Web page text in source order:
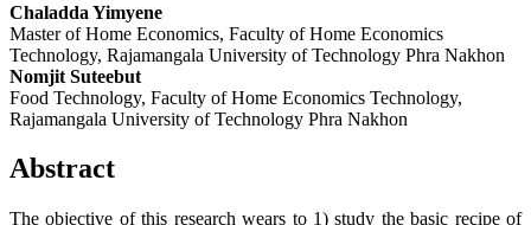
Chaladda Yimyene
Master of Home Economics, Faculty of Home Economics
Technology, Rajamangala University of Technology Phra Nakhon
Nomjit Suteebut
Food Technology, Faculty of Home Economics Technology,
Rajamangala University of Technology Phra Nakhon
Abstract
The objective of this research wears to 1) study the basic recipe of